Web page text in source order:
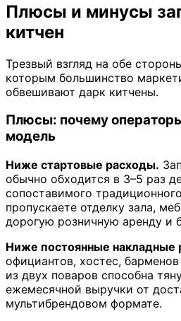
Плюсы и минусы
китчен
Трезвый взгляд на обе
которым большинство
обвешивают дарк китчены.
Плюсы: почему
модель
Ниже стартовые расходы.
обычно обходится в 3–5 раз
сопоставимого
пропускаете отделку зала,
дорогую розничную аренду и
Ниже постоянные накладные
официантов, хостес,
из двух поваров способна
ежемесячной выручки от
мультибрендовом формате.